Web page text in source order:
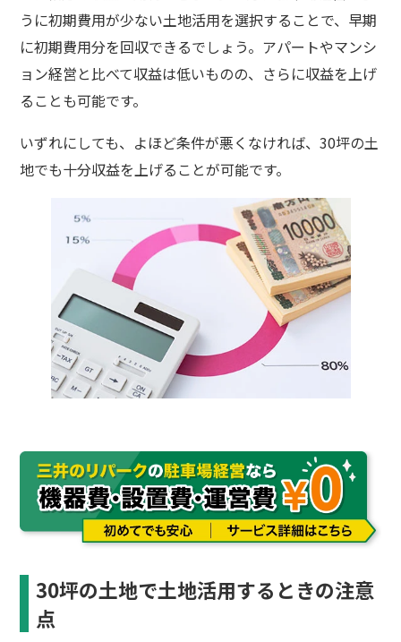
うに初期費用が少ない土地活用を選択することで、早期
に初期費用分を回収できるでしょう。アパートやマンシ
ョン経営と比べて収益は低いものの、さらに収益を上げ
ることも可能です。
いずれにしても、よほど条件が悪くなければ、30坪の土
地でも十分収益を上げることが可能です。
30坪の土地で土地活用するときの注意
点